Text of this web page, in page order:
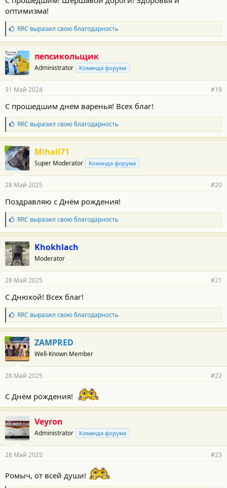
с
т
и
:
оптимизма!
Б
л
а
г
о
д
а
н
с
т
и
:
RRC выразил свою благодарность
пепсикольщик
Administrator Команда форума
31 Май 2024 #19
С прошедшим днем варенья! Всех благ!
Б
л
а
г
о
д
а
н
с
т
и
:
RRC выразил свою благодарность
Mihail71
Super Moderator Команда форума
28 Май 2025 #20
Поздравляю с Днём рождения!
Б
л
а
г
о
д
а
н
с
т
и
:
RRC выразил свою благодарность
Khokhlach
Moderator
28 Май 2025 #21
С Днюхой! Всех благ!
Б
л
а
г
о
д
а
н
с
т
и
:
RRC выразил свою благодарность
ZAMPRED
Well-Known Member
28 Май 2025 #22
С Днём рождения!
Veyron
Administrator Команда форума
28 Май 2025 #23
Ромыч, от всей души!